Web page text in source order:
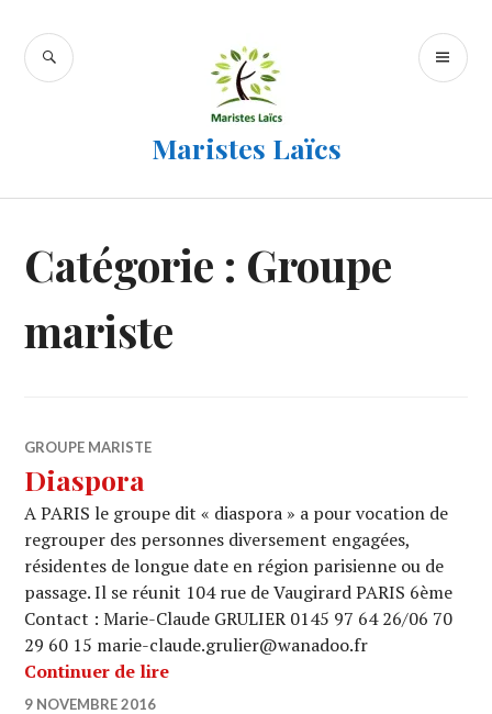
contenu
Maristes Laïcs
RECHERCHE
Catégorie : Groupe
mariste
GROUPE MARISTE
Diaspora
A PARIS le groupe dit « diaspora » a pour vocation de
regrouper des personnes diversement engagées,
résidentes de longue date en région parisienne ou de
passage. Il se réunit 104 rue de Vaugirard PARIS 6ème
Contact : Marie-Claude GRULIER 0145 97 64 26/06 70
29 60 15 marie-claude.grulier@wanadoo.fr
Continuer de lireDiaspora
9 NOVEMBRE 2016